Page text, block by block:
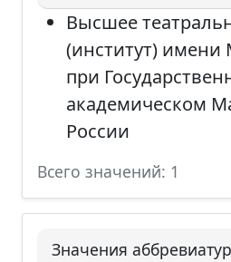
Высшее
(институт)
при
академическом
России
Всего значений: 1
Значения